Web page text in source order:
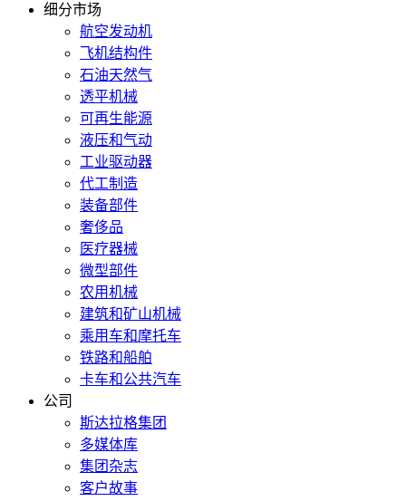
细分市场
航空发动机
飞机结构件
石油天然气
透平机械
可再生能源
液压和气动
工业驱动器
代工制造
装备部件
奢侈品
医疗器械
微型部件
农用机械
建筑和矿山机械
乘用车和摩托车
铁路和船舶
卡车和公共汽车
公司
斯达拉格集团
多媒体库
集团杂志
客户故事